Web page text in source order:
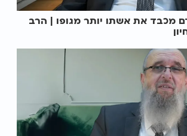
מכבד את אשתו יותר מגופו | הרב